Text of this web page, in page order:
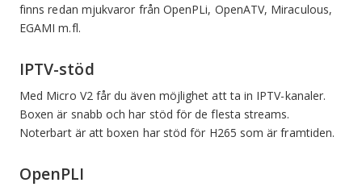
finns redan mjukvaror från OpenPLi, OpenATV, Miraculous,
EGAMI m.fl.
IPTV-stöd
Med Micro V2 får du även möjlighet att ta in IPTV-kanaler.
Boxen är snabb och har stöd för de flesta streams.
Noterbart är att boxen har stöd för H265 som är framtiden.
OpenPLI